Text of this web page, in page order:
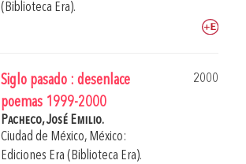
(Biblioteca Era).
Siglo pasado : desenlace
poemas 1999-2000
2000
Pacheco, José Emilio.
Ciudad de México, México:
Ediciones Era (Biblioteca Era).